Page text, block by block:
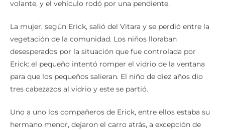
volante, y el vehículo rodó por una pendiente.
La mujer, según Erick, salió del Vitara y se perdió entre la
vegetación de la comunidad. Los niños lloraban
desesperados por la situación que fue controlada por
Erick: el pequeño intentó romper el vidrio de la ventana
para que los pequeños salieran. El niño de diez años dio
tres cabezazos al vidrio y este se partió.
Uno a uno los compañeros de Erick, entre ellos estaba su
hermano menor, dejaron el carro atrás, a excepción de